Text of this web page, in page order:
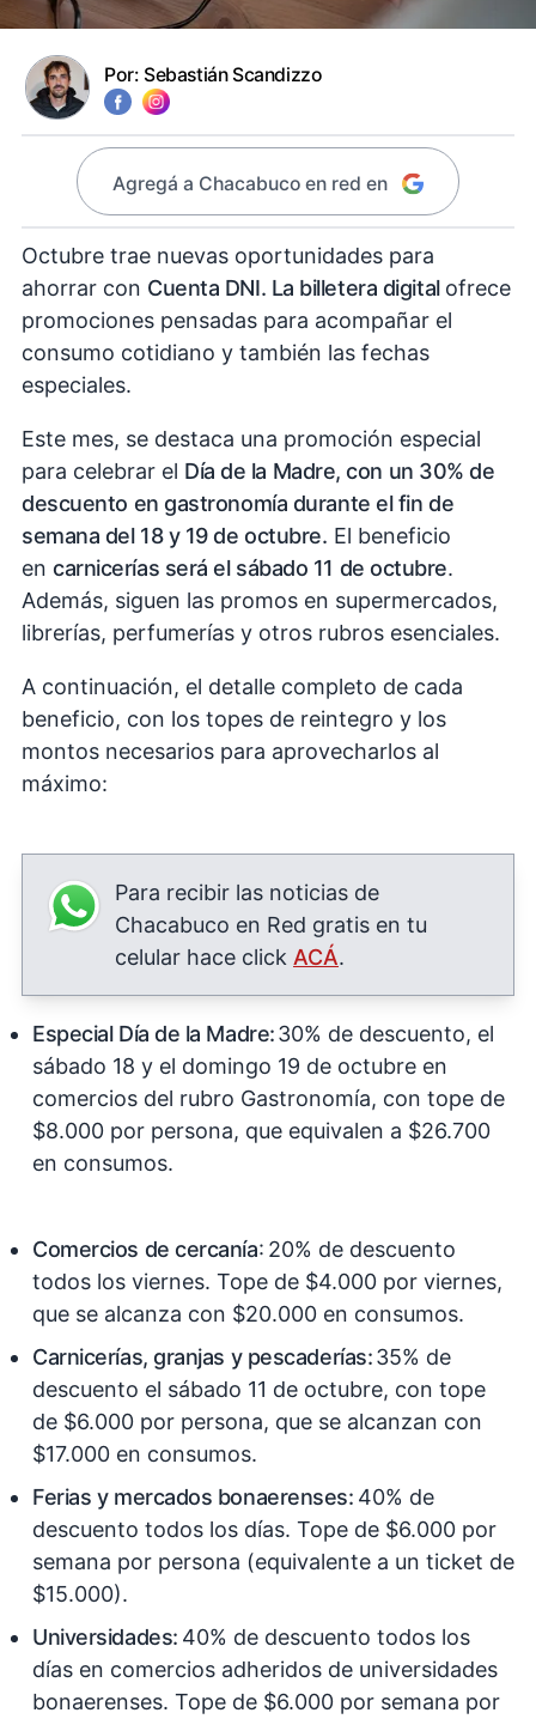
Por: Sebastián Scandizzo
Agregá a Chacabuco en red en
Octubre trae nuevas oportunidades para
ahorrar con Cuenta DNI. La billetera digital ofrece
promociones pensadas para acompañar el
consumo cotidiano y también las fechas
especiales.
Este mes, se destaca una promoción especial
para celebrar el Día de la Madre, con un 30% de
descuento en gastronomía durante el fin de
semana del 18 y 19 de octubre. El beneficio
en carnicerías será el sábado 11 de octubre.
Además, siguen las promos en supermercados,
librerías, perfumerías y otros rubros esenciales.
A continuación, el detalle completo de cada
beneficio, con los topes de reintegro y los
montos necesarios para aprovecharlos al
máximo:
Para recibir las noticias de
Chacabuco en Red gratis en tu
celular hace click ACÁ.
Especial Día de la Madre:30% de descuento, el
sábado 18 y el domingo 19 de octubre en
comercios del rubro Gastronomía, con tope de
$8.000 por persona, que equivalen a $26.700
en consumos.
Comercios de cercanía: 20% de descuento
todos los viernes. Tope de $4.000 por viernes,
que se alcanza con $20.000 en consumos.
Carnicerías, granjas y pescaderías:35% de
descuento el sábado 11 de octubre, con tope
de $6.000 por persona, que se alcanzan con
$17.000 en consumos.
Ferias y mercados bonaerenses: 40% de
descuento todos los días. Tope de $6.000 por
semana por persona (equivalente a un ticket de
$15.000).
Universidades: 40% de descuento todos los
días en comercios adheridos de universidades
bonaerenses. Tope de $6.000 por semana por